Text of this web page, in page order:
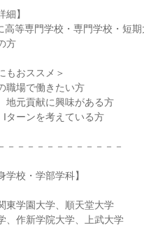
細】
高等専門学校・専門学校・短
方
もおススメ＞
職場で働きたい方
地元貢献に興味がある方
Iターンを考えている方
－－－－－－－－－－－－
学校・学部学科】
東学園大学、順天堂大学
、作新学院大学、上武大学